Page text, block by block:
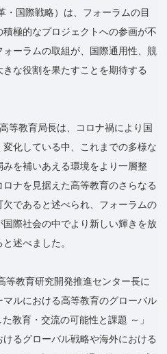
国際戦略）は、フォーラムの目
極的なプロジェクトへの参画が不
ーラムの取組が、国際通用性、競
な役割を果たすことを期待する
等教育局⻑は、コロナ禍により国
化している中、これまでの多様な
を補いあえる環境をより一層整
ナを見据えた高等教育のさらなる
であると述べられ、フォーラムの
際社会の中でより新しい輝きを放
述べました。
教育研究開発推進センター長に
ルにおける高等教育のグローバル
教育・交流の可能性と課題 ～」
るグローバル戦略や海外における